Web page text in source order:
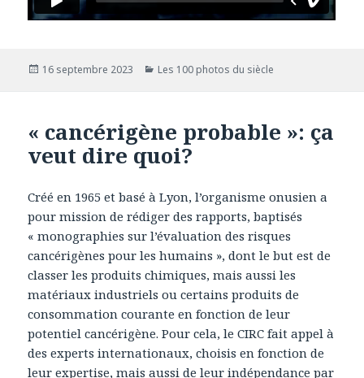
Publié
16 septembre 2023 Catégories
Les 100 photos du siècle
« cancérigène probable »: ça
veut dire quoi?
Créé en 1965 et basé à Lyon, l’organisme onusien a
pour mission de rédiger des rapports, baptisés
« monographies sur l’évaluation des risques
cancérigènes pour les humains », dont le but est de
classer les produits chimiques, mais aussi les
matériaux industriels ou certains produits de
consommation courante en fonction de leur
potentiel cancérigène. Pour cela, le CIRC fait appel à
des experts internationaux, choisis en fonction de
leur expertise, mais aussi de leur indépendance par